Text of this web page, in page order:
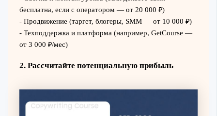
бесплатна, если с оператором — от 20 000 ₽)
- Продвижение (таргет, блогеры, SMM — от 10 000 ₽)
- Техподдержка и платформа (например, GetCourse —
от 3 000 ₽/мес)
2. Рассчитайте потенциальную прибыль